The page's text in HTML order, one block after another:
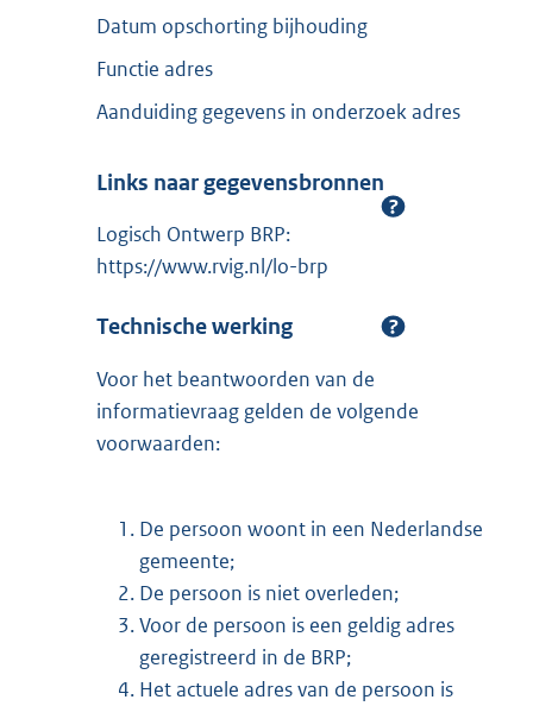
Datum opschorting bijhouding
Functie adres
Aanduiding gegevens in onderzoek adres
Links naar gegevensbronnen
Logisch Ontwerp BRP:
https://www.rvig.nl/lo-brp
Technische werking
Voor het beantwoorden van de
informatievraag gelden de volgende
voorwaarden:
De persoon woont in een Nederlandse
gemeente;
De persoon is niet overleden;
Voor de persoon is een geldig adres
geregistreerd in de BRP;
Het actuele adres van de persoon is